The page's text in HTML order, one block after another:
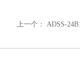
上一个： ADSS-